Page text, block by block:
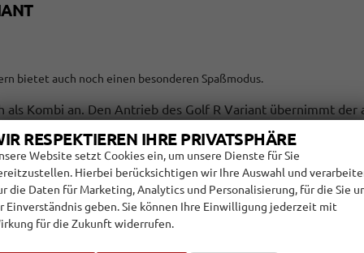
bietet auch noch einen besonderen Spaßmodus.
Kombi an. Den Antrieb des Golf R Variant übernimmt
gekoppelt ist und seine Kraft hecklastig auf
möglich. Der Spurt von null auf Tempo 100 ist nach
auf 270 km/h, außerdem ergänzen ein
einen bis zu 1.642 Liter großen Laderaum mit sowie
RESPEKTIEREN IHRE PRIVATSPHÄRE
Website setzt Cookies ein, um unsere Dienste für Sie
Hierbei berücksichtigen wir Ihre Auswahl und
die Daten für Marketing, Analytics und Personalisierung, für die Sie
Einverständnis geben. Sie können Ihre Einwilligung jederzeit mit
für die Zukunft widerrufen.